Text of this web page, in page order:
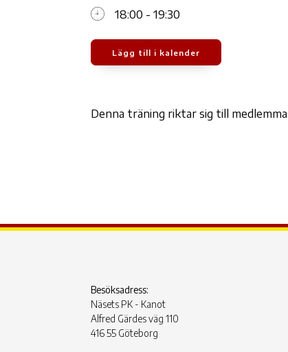
18:00 - 19:30
Lägg till i kalender
Denna träning riktar sig till
Besöksadress:
Näsets PK - Kanot
Alfred Gärdes väg 110
416 55 Göteborg